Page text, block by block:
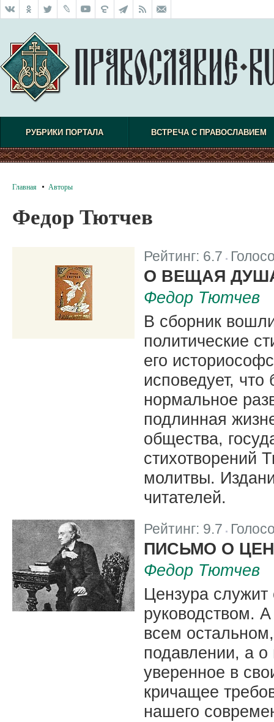
РУБРИКИ ПОРТАЛА ВСТРЕЧА С ПРАВОСЛАВИЕМ
Главная Авторы
Федор Тютчев
Рейтинг: 6.7
О ВЕЩАЯ
Федор Тютчев
В сборник
политические
его
исповедует,
нормальное
подлинная
общества,
стихотворений
молитвы.
читателей.
Рейтинг: 9.7
ПИСЬМО О
Федор Тютчев
Цензура
руководством.
всем
подавлении, а
уверенное в
кричащее
нашего